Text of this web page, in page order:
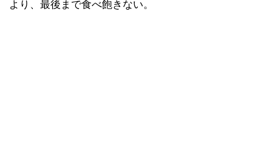
より、最後まで食べ飽きない。